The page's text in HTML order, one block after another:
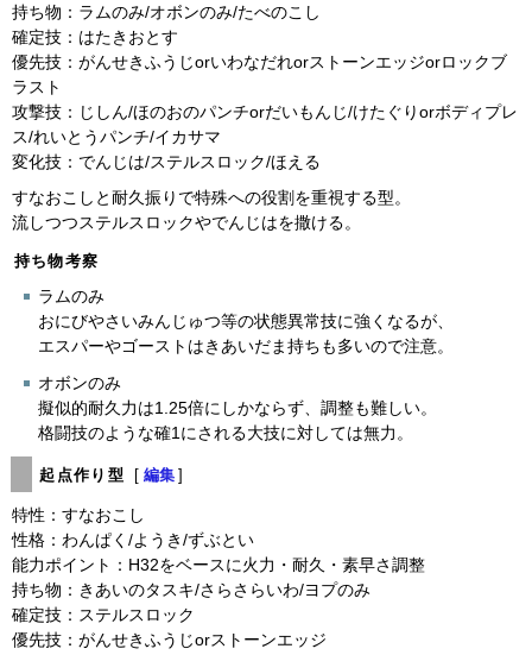
持ち物：ラムのみ/オボンのみ/たべのこし
確定技：はたきおとす
優先技：がんせきふうじorいわなだれorストーンエッジorロックブ
ラスト
攻撃技：じしん/ほのおのパンチorだいもんじ/けたぐりorボディプレ
ス/れいとうパンチ/イカサマ
変化技：でんじは/ステルスロック/ほえる
すなおこしと耐久振りで特殊への役割を重視する型。
流しつつステルスロックやでんじはを撒ける。
持ち物考察
ラムのみ
おにびやさいみんじゅつ等の状態異常技に強くなるが、
エスパーやゴーストはきあいだま持ちも多いので注意。
オボンのみ
擬似的耐久力は1.25倍にしかならず、調整も難しい。
格闘技のような確1にされる大技に対しては無力。
起点作り型 [ 編集 ]
特性：すなおこし
性格：わんぱく/ようき/ずぶとい
能力ポイント：H32をベースに火力・耐久・素早さ調整
持ち物：きあいのタスキ/さらさらいわ/ヨプのみ
確定技：ステルスロック
優先技：がんせきふうじorストーンエッジ